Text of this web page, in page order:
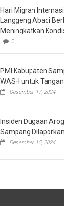
Hari Migran
Langgeng Abadi
Meningkatkan
0
PMI Kabupaten
WASH untuk
Desember 17, 2024
Insiden Dugaan
Sampang
Desember 15, 2024